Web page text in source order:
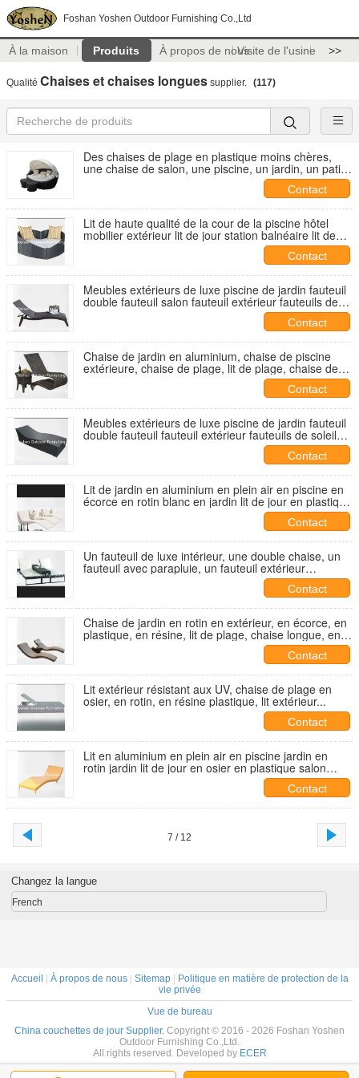
Foshan Yoshen Outdoor Furnishing Co.,Ltd
À la maison Produits À propos de nousVisite de l'usine >>
Qualité Chaises et chaises longues supplier. (117)
Des chaises de plage en plastique moins chères,
une chaise de salon, une piscine, un jardin, un patio,
Contact
Lit de haute qualité de la cour de la piscine hôtel
mobilier extérieur lit de jour station balnéaire lit de
Contact
Meubles extérieurs de luxe piscine de jardin fauteuil
double fauteuil salon fauteuil extérieur fauteuils de
soleil imperméables en rotin --- 6019
Contact
Chaise de jardin en aluminium, chaise de piscine
extérieure, chaise de plage, lit de plage, chaise de
Contact
Meubles extérieurs de luxe piscine de jardin fauteuil
double fauteuil fauteuil extérieur fauteuils de soleil
Contact
Lit de jardin en aluminium en plein air en piscine en
écorce en rotin blanc en jardin lit de jour en plastique
en PE en résine en plein air salon d'hôtel---6239
Contact
Un fauteuil de luxe intérieur, une double chaise, un
fauteuil avec parapluie, un fauteuil extérieur
Contact
Chaise de jardin en rotin en extérieur, en écorce, en
plastique, en résine, lit de plage, chaise longue, en
Contact
Lit extérieur résistant aux UV, chaise de plage en
osier, en rotin, en résine plastique, lit extérieur...
Contact
Lit en aluminium en plein air en piscine jardin en
rotin jardin lit de jour en osier en plastique salon
Contact
7 / 12
Changez la langue
French
Accueil À propos de nous| Sitemap|
Politique en matière de protection de la
vie privée
Vue de bureau
China couchettes de jour Supplier. Copyright © 2016 - 2026 Foshan Yoshen
Outdoor Furnishing Co.,Ltd.
All rights reserved. Developed by ECER